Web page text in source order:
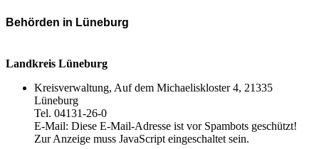
Behörden in Lüneburg
Landkreis Lüneburg
Kreisverwaltung, Auf dem Michaeliskloster 4, 21335
Lüneburg
Tel. 04131-26-0
E-Mail: Diese E-Mail-Adresse ist vor Spambots geschützt!
Zur Anzeige muss JavaScript eingeschaltet sein.